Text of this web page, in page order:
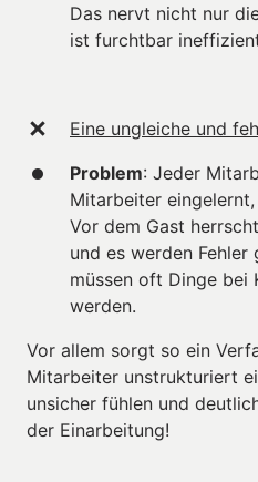
Das nervt nicht nur
ist furchtbar
Eine ungleiche und
Problem: Jeder
Mitarbeiter
Vor dem Gast
und es werden
müssen oft Dinge bei
werden.
Vor allem sorgt so ein
Mitarbeiter unstrukturiert
unsicher fühlen und
der Einarbeitung!